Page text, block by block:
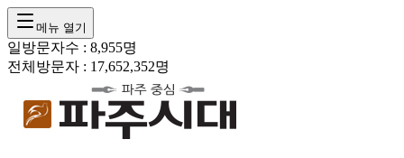
메뉴 열기
일방문자수 : 8,955명
전체방문자 : 17,652,352명